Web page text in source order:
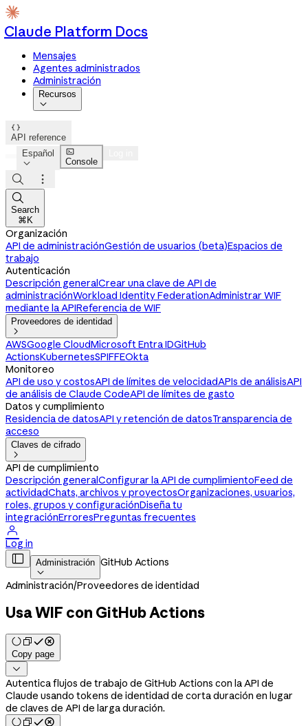
Claude Platform Docs
Mensajes
Agentes administrados
Administración
Recursos


API reference
Español


Console



Search
⌘K
Organización
API de administraciónGestión de usuarios (beta)Espacios de
trabajo
Autenticación
Descripción generalCrear una clave de API de
administraciónWorkload Identity FederationAdministrar WIF
mediante la APIReferencia de WIF
Proveedores de identidad

AWSGoogle CloudMicrosoft Entra IDGitHub
ActionsKubernetesSPIFFEOkta
Monitoreo
API de uso y costosAPI de límites de velocidadAPIs de análisisAPI
de análisis de Claude CodeAPI de límites de gasto
Datos y cumplimiento
Residencia de datosAPI y retención de datosTransparencia de
acceso
Claves de cifrado

API de cumplimiento
Descripción generalConfigurar la API de cumplimientoFeed de
actividadChats, archivos y proyectosOrganizaciones, usuarios,
roles, grupos y configuraciónDiseña tu
integraciónErroresPreguntas frecuentes

Log in
 Administración

GitHub Actions
Administración/Proveedores de identidad
Usa WIF con GitHub Actions
Copy page

Autentica flujos de trabajo de GitHub Actions con la API de
Claude usando tokens de identidad de corta duración en lugar
de claves de API de larga duración.